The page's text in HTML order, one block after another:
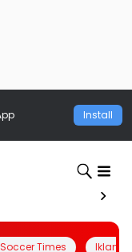
Install
Soccer Times Iklanin